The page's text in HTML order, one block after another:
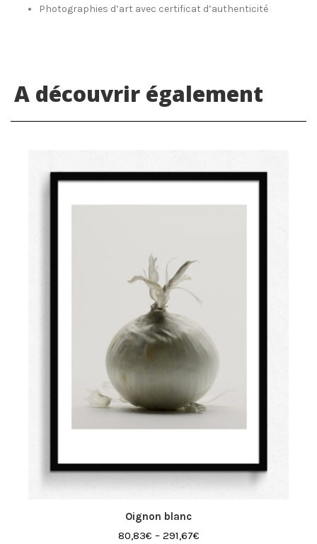
Photographies d’art avec certificat d’authenticité
A découvrir également
Oignon blanc
80,83€ – 291,67€